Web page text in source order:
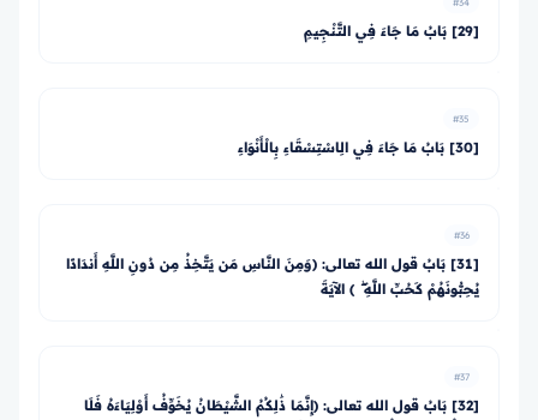
#34
[29] بَابُ مَا جَاءَ فِي التَّنْجِيمِ
#35
[30] بَابُ مَا جَاءَ فِي الِاسْتِسْقَاءِ بِالْأَنْوَاءِ
#36
[31] بَابُ قول الله تعالى: ﴿وَمِنَ النَّاسِ مَن يَتَّخِذُ مِن دُونِ اللَّهِ أَندَادًا
يُحِبُّونَهُمْ كَحُبِّ اللَّهِ ۖ ﴾ الآيَةَ
#37
[32] بَابُ قول الله تعالى: ﴿إِنَّمَا ذَٰلِكُمُ الشَّيْطَانُ يُخَوِّفُ أَوْلِيَاءَهُ فَلَا